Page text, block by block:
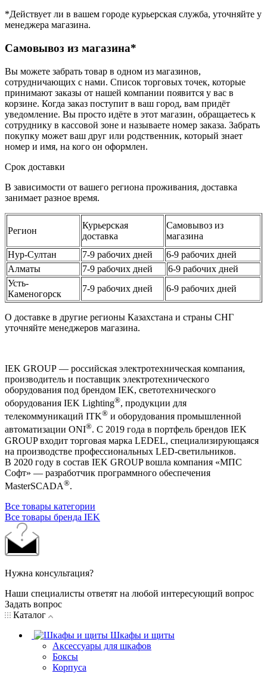
*Действует ли в вашем городе курьерская служба, уточняйте у
менеджера магазина.
Самовывоз из магазина*
Вы можете забрать товар в одном из магазинов,
сотрудничающих с нами. Список торговых точек, которые
принимают заказы от нашей компании появится у вас в
корзине. Когда заказ поступит в ваш город, вам придёт
уведомление. Вы просто идёте в этот магазин, обращаетесь к
сотруднику в кассовой зоне и называете номер заказа. Забрать
покупку может ваш друг или родственник, который знает
номер и имя, на кого он оформлен.
Срок доставки
В зависимости от вашего региона проживания, доставка
занимает разное время.
Регион
Курьерская
доставка
Самовывоз из
магазина
Нур-Султан
7-9 рабочих дней
6-9 рабочих дней
Алматы
7-9 рабочих дней
6-9 рабочих дней
Усть-
Каменогорск
7-9 рабочих дней 6-9 рабочих дней
О доставке в другие регионы Казахстана и страны СНГ
уточняйте менеджеров магазина.
IEK GROUP — российская электротехническая компания,
производитель и поставщик электротехнического
оборудования под брендом IEK, светотехнического
оборудования IEK Lighting®, продукции для
телекоммуникаций ITK® и оборудования промышленной
автоматизации ONI®. С 2019 года в портфель брендов IEK
GROUP входит торговая марка LEDEL, специализирующаяся
на производстве профессиональных LED-светильников.
В 2020 году в состав IEK GROUP вошла компания «МПС
Софт» — разработчик программного обеспечения
MasterSCADA®.
Все товары категории
Все товары бренда IEK
Нужна консультация?
Наши специалисты ответят на любой интересующий вопрос
Задать вопрос
Каталог
Шкафы и щиты
Аксессуары для шкафов
Боксы
Корпуса